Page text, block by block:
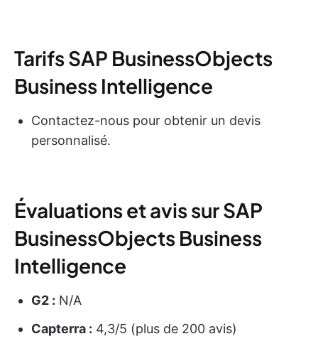
Tarifs SAP BusinessObjects
Business Intelligence
Contactez-nous pour obtenir un devis
personnalisé.
Évaluations et avis sur SAP
BusinessObjects Business
Intelligence
G2 : N/A
Capterra : 4,3/5 (plus de 200 avis)